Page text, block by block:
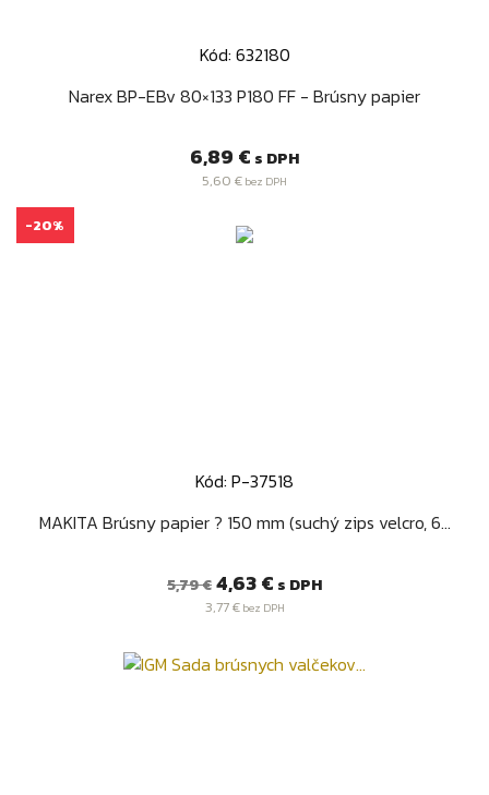
Kód: 632180
Narex BP-EBv 80×133 P180 FF - Brúsny papier
Cena
6,89 € s DPH
5,60 € bez DPH
Kód: P-37518
MAKITA Brúsny papier ? 150 mm (suchý zips velcro, 6...
Bežná
cena
5,79 €Cena
4,63 € s DPH
3,77 €bez DPH
-20%